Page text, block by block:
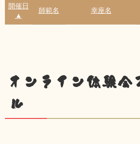
開催日
▲
師範名 幸座名
オンライン体験会
ル